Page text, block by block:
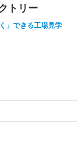
トリー
」できる工場見学